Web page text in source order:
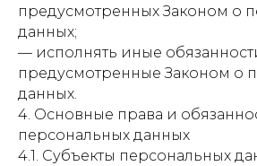
предусмотренных Законом о
данных;
— исполнять иные
предусмотренные Законом о
данных.
4. Основные права и
персональных данных
4.1. Субъекты персональных